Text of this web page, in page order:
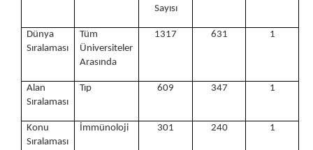
Sayısı
Dünya
Sıralaması
Tüm
Üniversiteler
Arasında
1317 631 1
Alan
Sıralaması
Tıp 609 347 1
Konu
Sıralaması
İmmünoloji 301 240 1